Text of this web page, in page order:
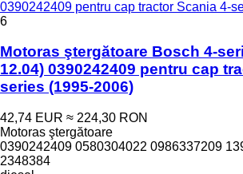
0390242409 pentru cap tractor Scania 4-
6
Motoras ştergătoare Bosch 4-
12.04) 0390242409 pentru cap
series (1995-2006)
42,74 EUR ≈ 224,30 RON
Motoras ştergătoare
0390242409 0580304022 0986337209
2348384